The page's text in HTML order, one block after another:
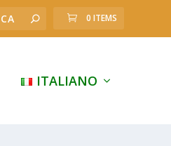
0 ITEMS
ITALIANO